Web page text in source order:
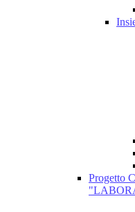
Progetto